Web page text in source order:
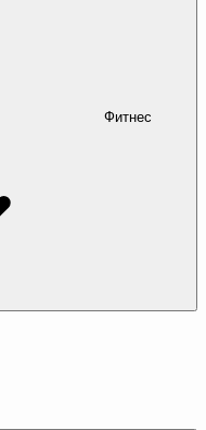
Фитнес